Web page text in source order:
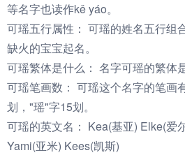
等名字也读作kě yáo。
可瑶五行属性： 可瑶的姓名五行组
缺火的宝宝起名。
可瑶繁体是什么： 名字可瑶的繁体
可瑶笔画数： 可瑶这个名字的笔画
划，"瑶"字15划。
可瑶的英文名： Kea(基亚) Elke(爱
Yami(亚米) Kees(凯斯)